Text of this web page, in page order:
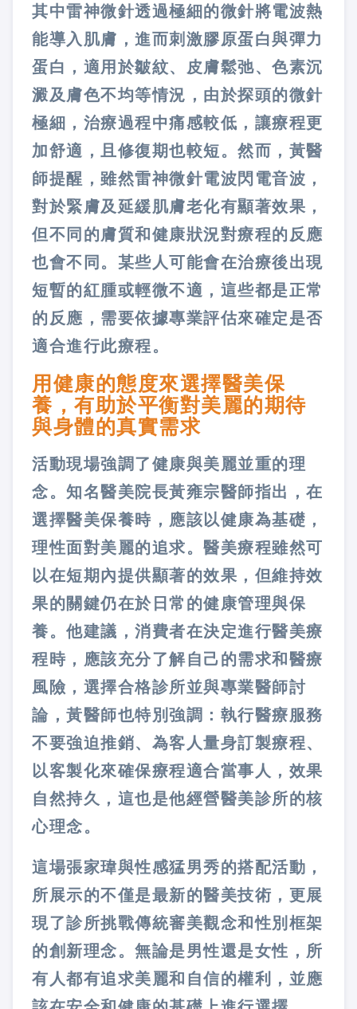
其中雷神微針透過極細的微針將電波熱
能導入肌膚，進而刺激膠原蛋白與彈力
蛋白，適用於皺紋、皮膚鬆弛、色素沉
澱及膚色不均等情況，由於探頭的微針
極細，治療過程中痛感較低，讓療程更
加舒適，且修復期也較短。然而，黃醫
師提醒，雖然雷神微針電波閃電音波，
對於緊膚及延緩肌膚老化有顯著效果，
但不同的膚質和健康狀況對療程的反應
也會不同。某些人可能會在治療後出現
短暫的紅腫或輕微不適，這些都是正常
的反應，需要依據專業評估來確定是否
適合進行此療程。
用健康的態度來選擇醫美保
養，有助於平衡對美麗的期待
與身體的真實需求
活動現場強調了健康與美麗並重的理
念。知名醫美院長黃雍宗醫師指出，在
選擇醫美保養時，應該以健康為基礎，
理性面對美麗的追求。醫美療程雖然可
以在短期內提供顯著的效果，但維持效
果的關鍵仍在於日常的健康管理與保
養。他建議，消費者在決定進行醫美療
程時，應該充分了解自己的需求和醫療
風險，選擇合格診所並與專業醫師討
論，黃醫師也特別強調：執行醫療服務
不要強迫推銷、為客人量身訂製療程、
以客製化來確保療程適合當事人，效果
自然持久，這也是他經營醫美診所的核
心理念。
這場張家瑋與性感猛男秀的搭配活動，
所展示的不僅是最新的醫美技術，更展
現了診所挑戰傳統審美觀念和性別框架
的創新理念。無論是男性還是女性，所
有人都有追求美麗和自信的權利，並應